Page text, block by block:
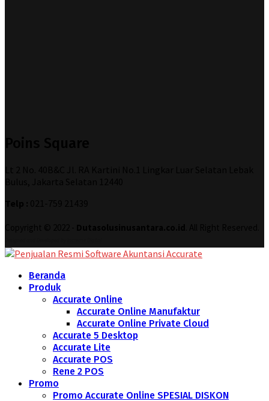
Beranda
Produk
Accurate Online
Accurate Online Manufaktur
Accurate Online Private Cloud
Accurate 5 Desktop
Accurate Lite
Accurate POS
Rene 2 POS
Promo
Promo Accurate Online SPESIAL DISKON